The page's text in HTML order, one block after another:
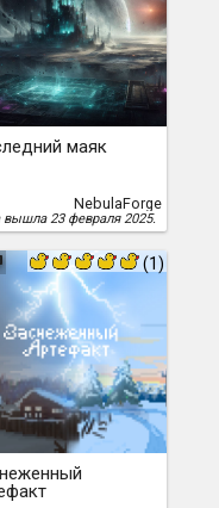
маяк
NebulaForge
вышла 23 февраля 2025.
(1)